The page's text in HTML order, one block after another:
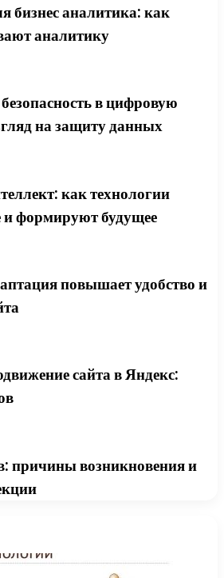
бизнес аналитика: как
аналитику
в цифровую
на защиту данных
как технологии
формируют будущее
повышает удобство и
сайта в Яндекс:
причины возникновения и